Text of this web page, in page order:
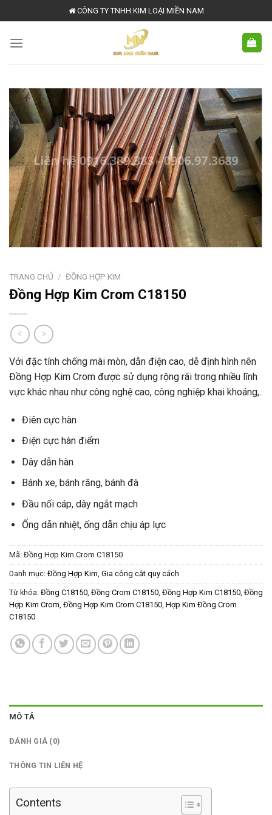
to
content
CÔNG TY TNHH KIM LOẠI MIỀN NAM
TRANG CHỦ / ĐỒNG HỢP KIM
Đồng Hợp Kim Crom C18150
Với đặc tính chống mài mòn, dẫn điện cao, dễ định hình nên
Đồng Hợp Kim Crom được sử dụng rộng rãi trong nhiều lĩnh
vực khác nhau như công nghệ cao, công nghiệp khai khoáng,..
Điên cực hàn
Điện cực hàn điểm
Dây dẫn hàn
Bánh xe, bánh răng, bánh đà
Đầu nối cáp, dây ngắt mạch
Ống dẫn nhiệt, ống dẫn chịu áp lực
Mã: Đồng Hợp Kim Crom C18150
Danh mục: Đồng Hợp Kim, Gia công cắt quy cách
Từ khóa: Đồng C18150, Đồng Crom C18150, Đồng Hợp Kim C18150, Đồng
Hợp Kim Crom, Đồng Hợp Kim Crom C18150, Hợp Kim Đồng Crom
C18150
MÔ TẢ
ĐÁNH GIÁ (0)
THÔNG TIN LIÊN HỆ
Contents